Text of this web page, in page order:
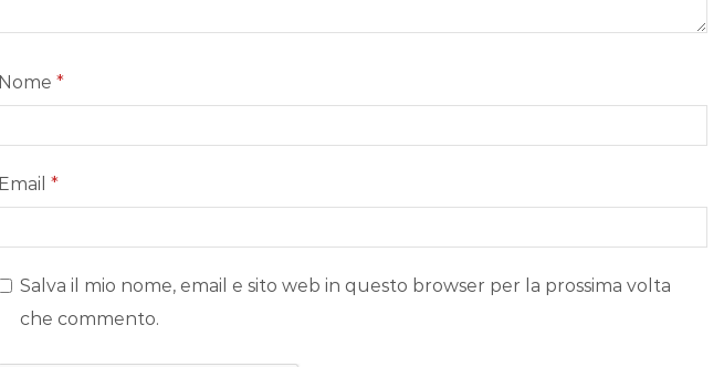
Nome *
Email *
Salva il mio nome, email e sito web in questo browser per la prossima volta
che commento.